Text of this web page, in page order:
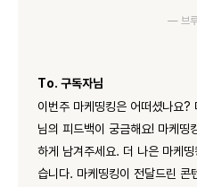
— 브
To. 구독자님
이번주 마케띵킹은 어떠셨나요
님의 피드백이 궁금해요! 마케띵
하게 남겨주세요. 더 나은 마케
습니다. 마케띵킹이 전달드린 콘